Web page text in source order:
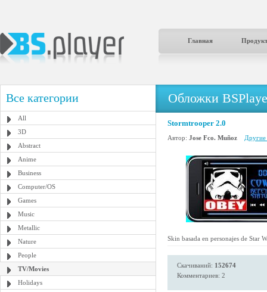
Главная
Все категории
All
3D
Abstract
Anime
Business
Computer/OS
Games
Music
Metallic
Nature
People
TV/Movies
Holidays
Обложки
Stormtrooper 2.0
Автор: Jose Fco. Muñoz Другие
Skin basada en personajes de Star
Скачиваний: 152674
Комментариев: 2